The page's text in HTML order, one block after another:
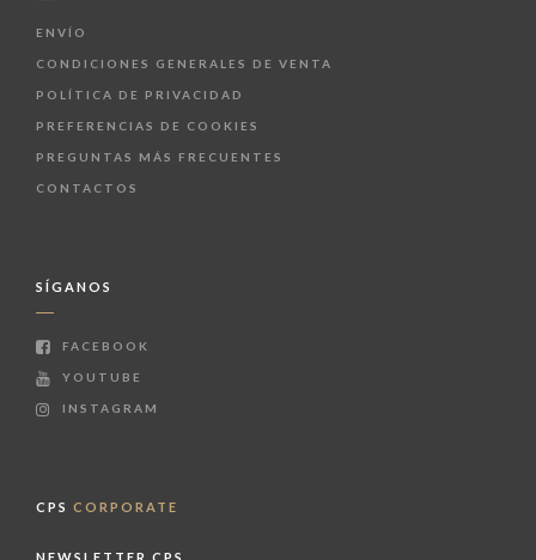
ENVÍO
CONDICIONES GENERALES DE VENTA
POLÍTICA DE PRIVACIDAD
PREFERENCIAS DE COOKIES
PREGUNTAS MÁS FRECUENTES
CONTACTOS
SÍGANOS
FACEBOOK
YOUTUBE
INSTAGRAM
CPS CORPORATE